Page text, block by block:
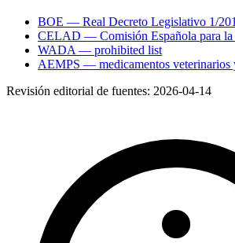
BOE — Real Decreto Legislativo 1/
CELAD — Comisión Española para la
WADA — prohibited list
AEMPS — medicamentos veterinarios
Revisión editorial de fuentes: 2026-04-14